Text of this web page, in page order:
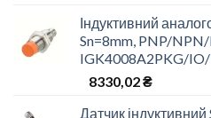
Індуктивний
Sn=8mm, PNP/
IGK4008A2PKG/
8330,02₴
Датчик